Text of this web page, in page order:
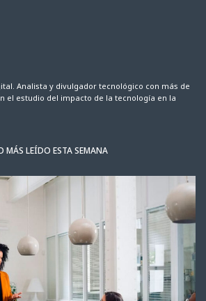
Analista y divulgador tecnológico con más de
el estudio del impacto de la tecnología en la
MÁS LEÍDO ESTA SEMANA